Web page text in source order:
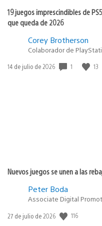
19 juegos imprescindibles de
que queda de 2026
Corey Brotherson
Colaborador de
Fecha
14 de julio de 2026 1 13
Nuevos juegos se unen a las
Peter Boda
Associate Digital
Fecha
27 de julio de 2026 116